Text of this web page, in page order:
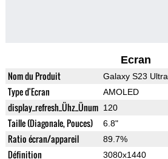
Ecran
Nom du Produit Galaxy S23 Ultra
Type d'Ecran AMOLED
display_refresh_Ühz_Ünum 120
Taille (Diagonale, Pouces) 6.8"
Ratio écran/appareil 89.7%
Définition 3080x1440